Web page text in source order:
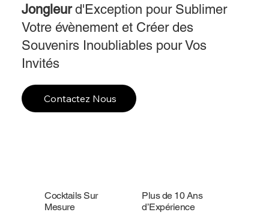
Jongleurd'Exception pour Sublimer
Votre évènement et Créer des
Souvenirs Inoubliables pour Vos
Invités
Contactez Nous
Cocktails Sur
Mesure
Plus de 10 Ans
d’Expérience